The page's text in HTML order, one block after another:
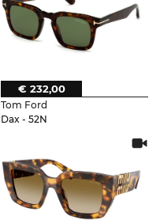
Tom Ford
Dax - 52N
€ 232,00